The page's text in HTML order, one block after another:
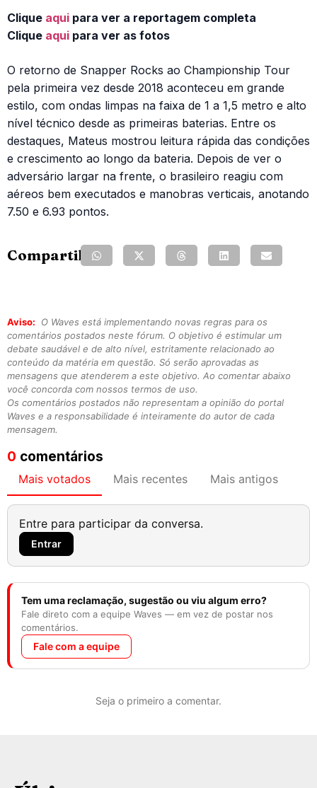
Clique aqui para ver a reportagem completa
Clique aqui para ver as fotos
O retorno de Snapper Rocks ao Championship Tour
pela primeira vez desde 2018 aconteceu em grande
estilo, com ondas limpas na faixa de 1 a 1,5 metro e alto
nível técnico desde as primeiras baterias. Entre os
destaques, Mateus mostrou leitura rápida das condições
e crescimento ao longo da bateria. Depois de ver o
adversário largar na frente, o brasileiro reagiu com
aéreos bem executados e manobras verticais, anotando
7.50 e 6.93 pontos.
Compartilhe:
Aviso:
O Waves está implementando novas regras para os
comentários postados neste fórum. O objetivo é estimular um
debate saudável e de alto nível, estritamente relacionado ao
conteúdo da matéria em questão. Só serão aprovadas as
mensagens que atenderem a este objetivo. Ao comentar abaixo
você concorda com nossos termos de uso.
Os comentários postados não representam a opinião do portal
Waves e a responsabilidade é inteiramente do autor de cada
mensagem.
0 comentários
Mais votados Mais recentes Mais antigos
Entre para participar da conversa.
Entrar
Tem uma reclamação, sugestão ou viu algum erro?
Fale direto com a equipe Waves — em vez de postar nos
comentários.
Fale com a equipe
Seja o primeiro a comentar.